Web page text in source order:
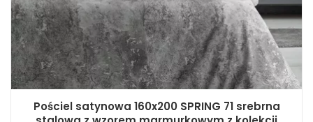
Pościel satynowa 160x200 SPRING 71 srebrna